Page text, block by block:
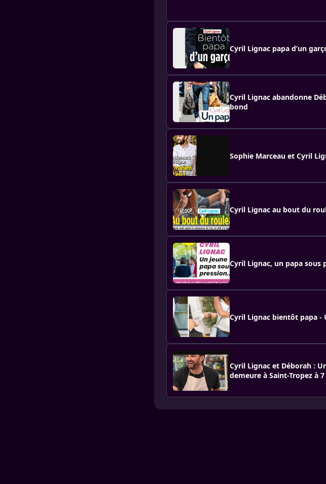
Cyril Lignac papa d’un
Cyril Lignac abandonne
bond
Sophie Marceau et Cyril
Cyril Lignac au bout du
Cyril Lignac, un papa sous
Cyril Lignac bientôt papa
Cyril Lignac et Déborah :
demeure à Saint-Tropez à